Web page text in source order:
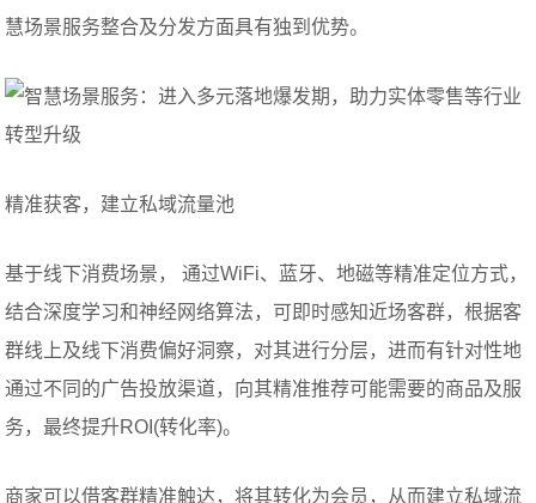
慧场景服务整合及分发方面具有独到优势。
精准获客，建立私域流量池
基于线下消费场景， 通过WiFi、蓝牙、地磁等精准定位方式，
结合深度学习和神经网络算法，可即时感知近场客群，根据客
群线上及线下消费偏好洞察，对其进行分层，进而有针对性地
通过不同的广告投放渠道，向其精准推荐可能需要的商品及服
务，最终提升ROI(转化率)。
商家可以借客群精准触达，将其转化为会员，从而建立私域流